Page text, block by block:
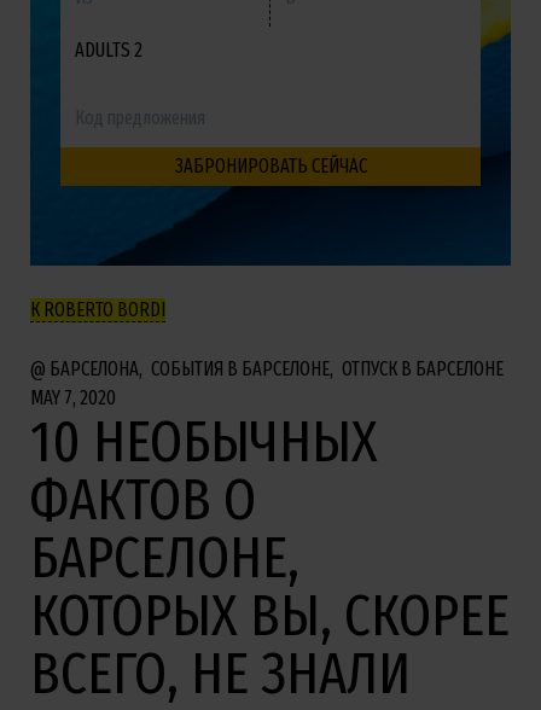
ADULTS 2
К ROBERTO BORDI
БАРСЕЛОНА СОБЫТИЯ В БАРСЕЛОНЕ ОТПУСК В БАРСЕЛОНЕ
MAY 7, 2020
10 НЕОБЫЧНЫХ
ФАКТОВ О
БАРСЕЛОНЕ,
КОТОРЫХ ВЫ, СКОРЕЕ
ВСЕГО, НЕ ЗНАЛИ